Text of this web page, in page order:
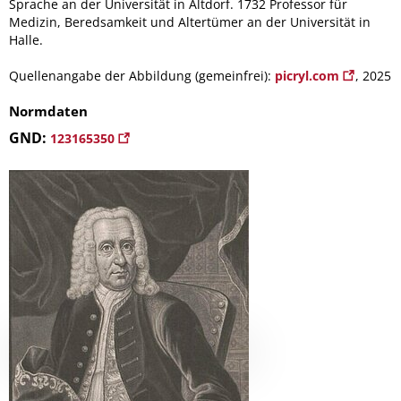
Sprache an der Universität in Altdorf. 1732 Professor für
Medizin, Beredsamkeit und Altertümer an der Universität in
Halle.
Quellenangabe der Abbildung (gemeinfrei): picryl.com , 2025
Normdaten
GND: 123165350